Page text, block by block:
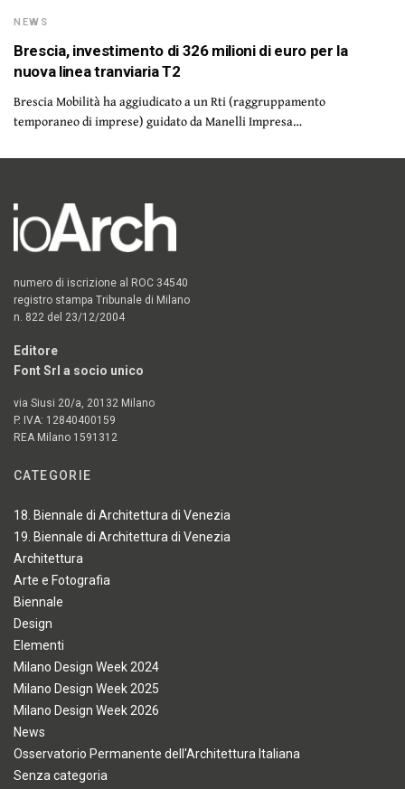
NEWS
Brescia, investimento di 326 milioni di euro per la
nuova linea tranviaria T2
Brescia Mobilità ha aggiudicato a un Rti (raggruppamento
temporaneo di imprese) guidato da Manelli Impresa…
numero di iscrizione al ROC 34540
registro stampa Tribunale di Milano
n. 822 del 23/12/2004
Editore
Font Srl a socio unico
via Siusi 20/a, 20132 Milano
P. IVA: 12840400159
REA Milano 1591312
CATEGORIE
18. Biennale di Architettura di Venezia
19. Biennale di Architettura di Venezia
Architettura
Arte e Fotografia
Biennale
Design
Elementi
Milano Design Week 2024
Milano Design Week 2025
Milano Design Week 2026
News
Osservatorio Permanente dell'Architettura Italiana
Senza categoria